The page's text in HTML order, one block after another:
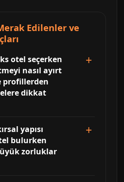
Edilenler ve
otel seçerken
nasıl ayırt
profillerden
dikkat
yapısı
bulurken
zorluklar